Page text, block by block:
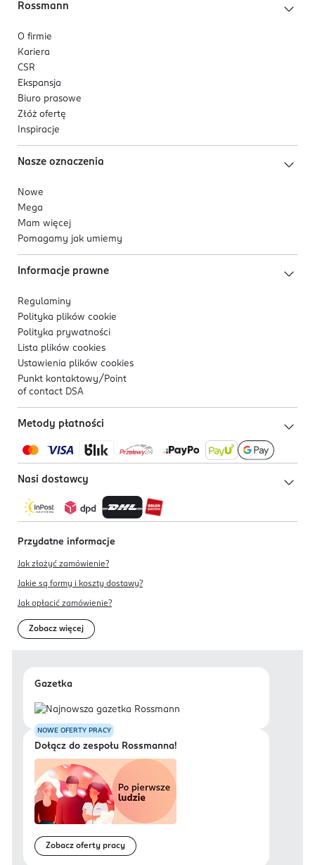
Rossmann
O firmie
Kariera
CSR
Ekspansja
Biuro prasowe
Złóż ofertę
Inspiracje
Nasze oznaczenia
Nowe
Mega
Mam więcej
Pomagamy jak umiemy
Informacje prawne
Regulaminy
Polityka plików cookie
Polityka prywatności
Lista plików cookies
Ustawienia plików cookies
Punkt kontaktowy/ Point
of contact DSA
Metody płatności
Nasi dostawcy
Przydatne informacje
Jak złożyć zamówienie?
Jakie są formy i koszty dostawy?
Jak opłacić zamówienie?
Zobacz więcej
Gazetka
NOWE OFERTY PRACY
Dołącz do zespołu Rossmanna!
Zobacz oferty pracy